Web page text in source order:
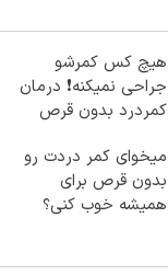
هیچ کس کمرشو
جراحی نمیکنه❗ درمان
کمردرد بدون قرص
میخوای کمر دردت رو
بدون قرص برای
همیشه خوب کنی؟